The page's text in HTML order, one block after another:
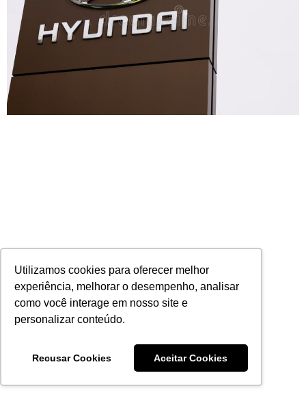
Utilizamos cookies para oferecer melhor
experiência, melhorar o desempenho, analisar
como você interage em nosso site e
personalizar conteúdo.
Recusar Cookies Aceitar Cookies
Banco Hyundai e Hyundai Corretora iniciam
distribuição de seguro auto
06/11/2020 1 comentário
Leia mais